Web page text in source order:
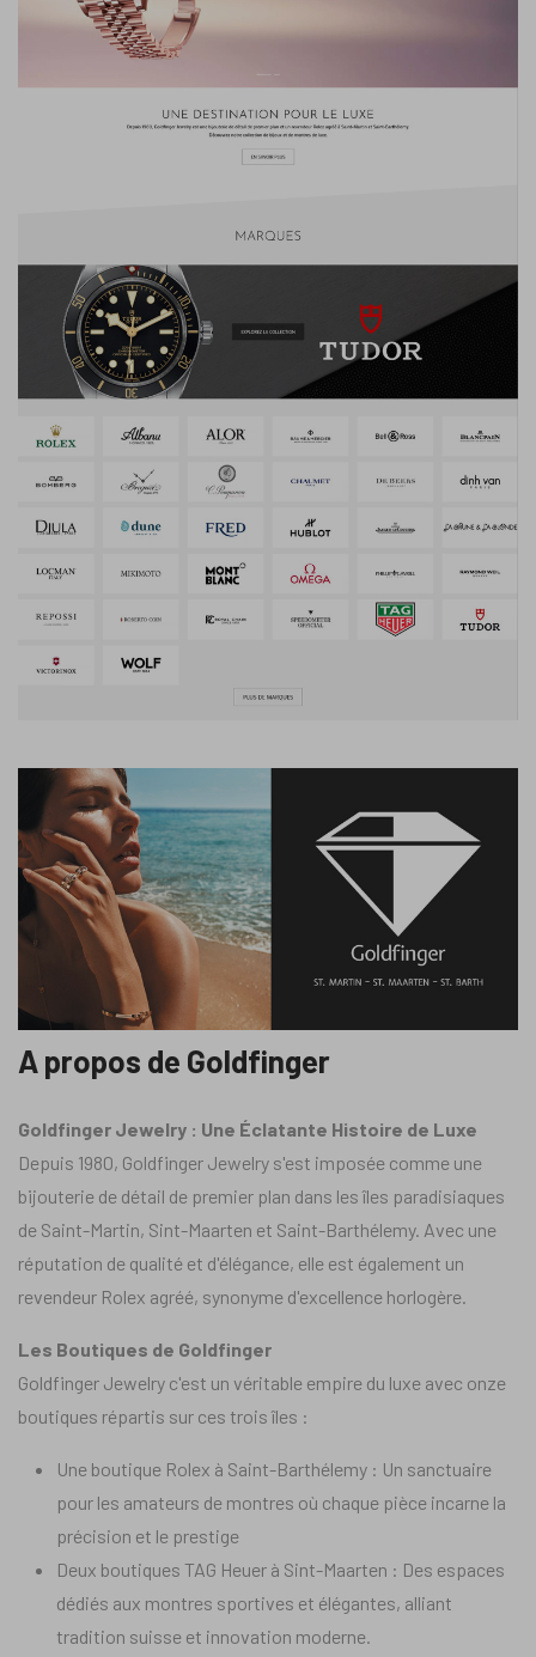
A propos de Goldfinger
Goldfinger Jewelry : Une Éclatante Histoire de Luxe
Depuis 1980, Goldfinger Jewelry s'est imposée comme une
bijouterie de détail de premier plan dans les îles paradisiaques
de Saint-Martin, Sint-Maarten et Saint-Barthélemy. Avec une
réputation de qualité et d'élégance, elle est également un
revendeur Rolex agréé, synonyme d'excellence horlogère.
Les Boutiques de Goldfinger
Goldfinger Jewelry c'est un véritable empire du luxe avec onze
boutiques répartis sur ces trois îles :
Une boutique Rolex à Saint-Barthélemy : Un sanctuaire
pour les amateurs de montres où chaque pièce incarne la
précision et le prestige
Deux boutiques TAG Heuer à Sint-Maarten : Des espaces
dédiés aux montres sportives et élégantes, alliant
tradition suisse et innovation moderne.